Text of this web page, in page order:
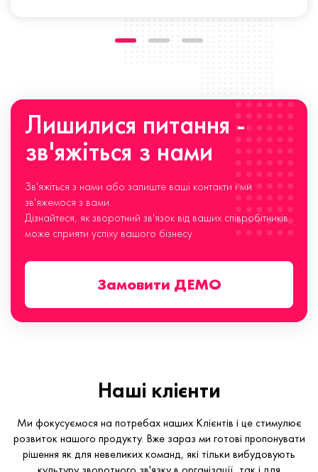
Лишилися питання -
зв'яжіться з нами
Зв'яжіться з нами або залиште ваші контакти і ми
зв'яжемося з вами.
Дізнайтеся, як зворотний зв'язок від ваших співробітників
може сприяти успіху вашого бізнесу
Замовити ДЕМО
Наші клієнти
Ми фокусуємося на потребах наших Клієнтів і це стимулює
розвиток нашого продукту. Вже зараз ми готові пропонувати
рішення як для невеликих команд, які тільки вибудовують